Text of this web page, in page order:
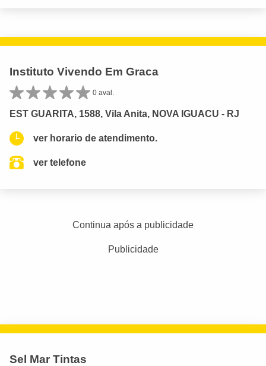
Instituto Vivendo Em Graca
0 aval.
EST GUARITA, 1588, Vila Anita, NOVA IGUACU - RJ
ver horario de atendimento.
ver telefone
Continua após a publicidade
Publicidade
Sel Mar Tintas